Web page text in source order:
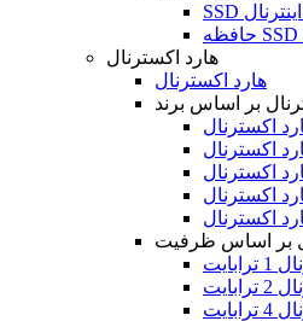
هارد اکسترنال
هارد اکسترنال
بر اساس برند
بر اساس ظرفیت